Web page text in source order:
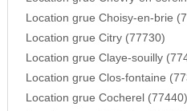
Location grue Choisy-en-brie
Location grue Citry (77730)
Location grue Claye-souilly
Location grue Clos-fontaine
Location grue Cocherel (77440)